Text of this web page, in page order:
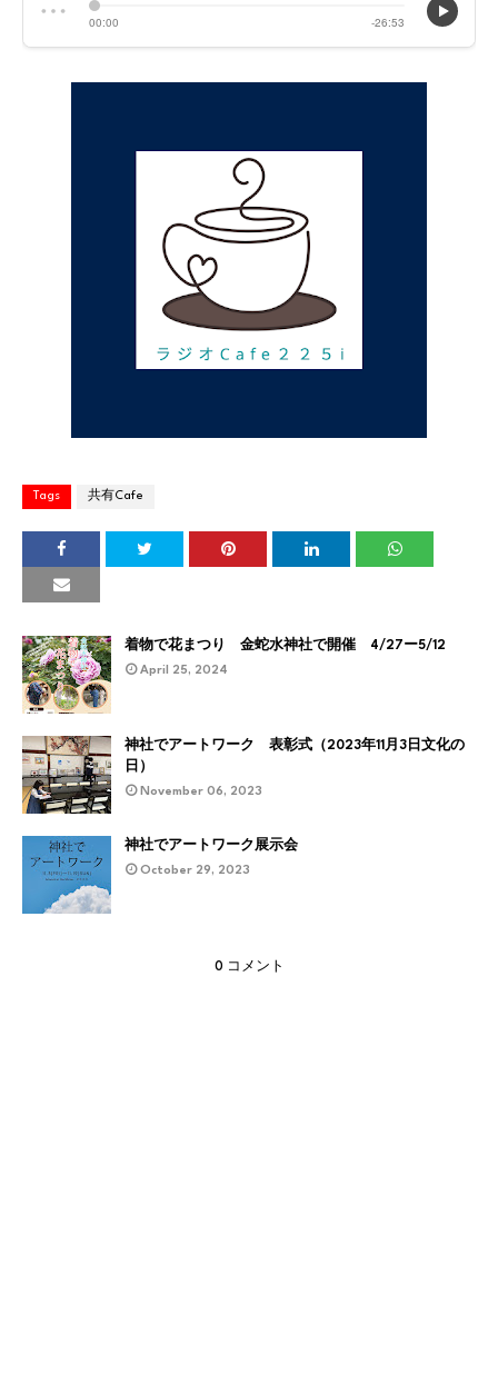
Tags 共有Cafe
着物で花まつり 金蛇水神社で開催 4/27ー5/12
April 25, 2024
神社でアートワーク 表彰式（2023年11月3日文化の
日）
November 06, 2023
神社でアートワーク展示会
October 29, 2023
0 コメント